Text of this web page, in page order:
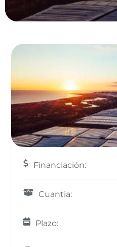
Financiación:
Cuantia:
Plazo: